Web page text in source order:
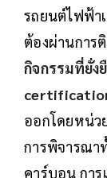
รถยนต์ไฟฟ้า
ต้องผ่านการ
กิจกรรมที่ยั่ง
ออกโดยหน่ว
การพิจารณา
คาร์บอน การ